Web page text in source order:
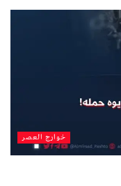
خوارج العصر